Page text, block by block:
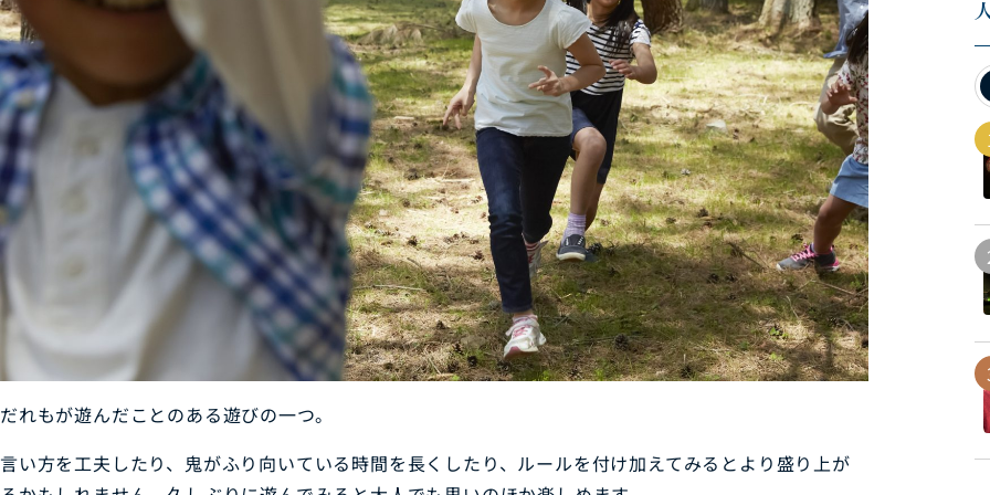
だれもが遊んだことのある遊びの一つ。
言い方を工夫したり、鬼がふり向いている時間を長くしたり、ルールを付け加えてみるとより盛り上が